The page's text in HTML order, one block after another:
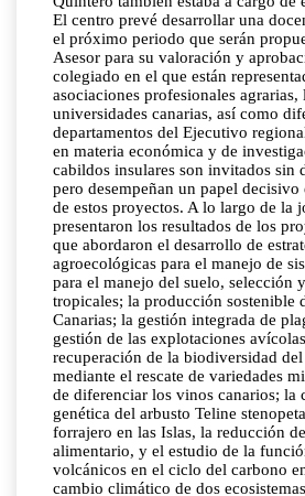
El centro prevé desarrollar una
el próximo periodo que serán
Asesor para su valoración y
colegiado en el que están
asociaciones profesionales agrarias,
universidades canarias, así como
departamentos del Ejecutivo
en materia económica y de
cabildos insulares son invitados sin
pero desempeñan un papel
de estos proyectos. A lo largo de la
presentaron los resultados de los
que abordaron el desarrollo de
agroecológicas para el manejo de
para el manejo del suelo, selección
tropicales; la producción sostenible
Canarias; la gestión integrada de
gestión de las explotaciones
recuperación de la biodiversidad
mediante el rescate de variedades
de diferenciar los vinos canarios; la
genética del arbusto Teline
forrajero en las Islas, la reducción
alimentario, y el estudio de la
volcánicos en el ciclo del carbono
cambio climático de dos